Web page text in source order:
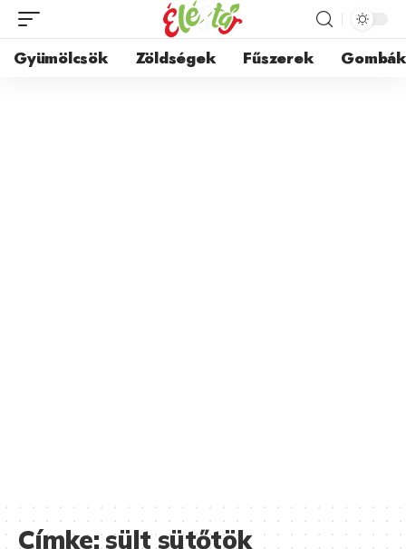
Gyümölcsök Zöldségek Fűszerek Gombák
Címke:sült sütőtök